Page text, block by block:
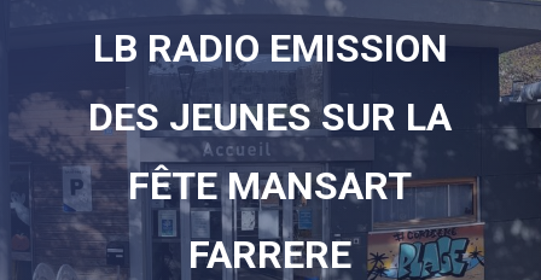
LB RADIO EMISSION
DES JEUNES SUR LA
FÊTE MANSART
FARRERE